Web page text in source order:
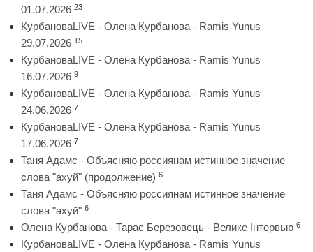
01.07.2026 23
КурбановаLIVE - Олена Курбанова - Ramis Yunus
29.07.2026 15
КурбановаLIVE - Олена Курбанова - Ramis Yunus
16.07.2026 9
КурбановаLIVE - Олена Курбанова - Ramis Yunus
24.06.2026 7
КурбановаLIVE - Олена Курбанова - Ramis Yunus
17.06.2026 7
Таня Адамс - Объясняю россиянам истинное значение
слова "ахуй" (продолжение) 6
Таня Адамс - Объясняю россиянам истинное значение
слова "ахуй" 6
Олена Курбанова - Тарас Березовець - Велике Інтервью 6
КурбановаLIVE - Олена Курбанова - Ramis Yunus